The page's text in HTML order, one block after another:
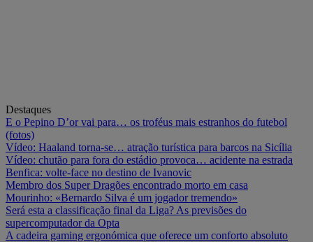
Destaques
E o Pepino D’or vai para… os troféus mais estranhos do futebol
(fotos)
Vídeo: Haaland torna-se… atração turística para barcos na Sicília
Vídeo: chutão para fora do estádio provoca… acidente na estrada
Benfica: volte-face no destino de Ivanovic
Membro dos Super Dragões encontrado morto em casa
Mourinho: «Bernardo Silva é um jogador tremendo»
Será esta a classificação final da Liga? As previsões do
supercomputador da Opta
A cadeira gaming ergonómica que oferece um conforto absoluto